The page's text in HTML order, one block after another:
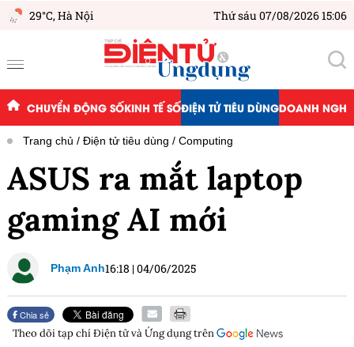
29°C,Hà Nội Thứ sáu 07/08/2026 15:06
CHUYỂN ĐỘNG SỐKINH TẾ SỐĐIỆN TỬ TIÊU DÙNGDOANH
Trang chủ Điện tử tiêu dùng Computing
ASUS ra mắt laptop
gaming AI mới
Phạm Anh16:18 |04/06/2025
Chia sẻ
Theo dõi tạp chíĐiện tử và Ứng dụngtrên